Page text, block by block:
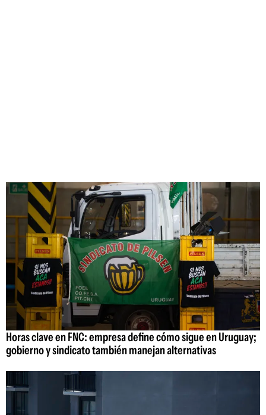
Horas clave en FNC: empresa define cómo sigue en Uruguay;
gobierno y sindicato también manejan alternativas